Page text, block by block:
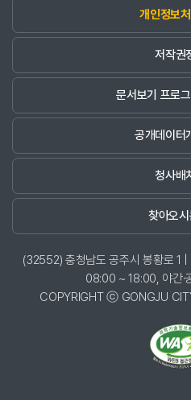
개인정보
저작권
문서보기 프로
공개데이터
청사배
찾아오
(32552) 충청남도 공주시 봉황로
08:00 ~ 18:00, 야간·
COPYRIGHT ⓒ GONGJU